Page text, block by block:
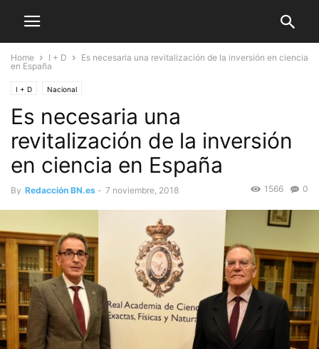
Home I + D
Es necesaria una revitalización de la inversión en ciencia
en España
I + D Nacional
Es necesaria una
revitalización de la inversión
en ciencia en España
By Redacción BN.es - 7 noviembre, 2018 0
1566